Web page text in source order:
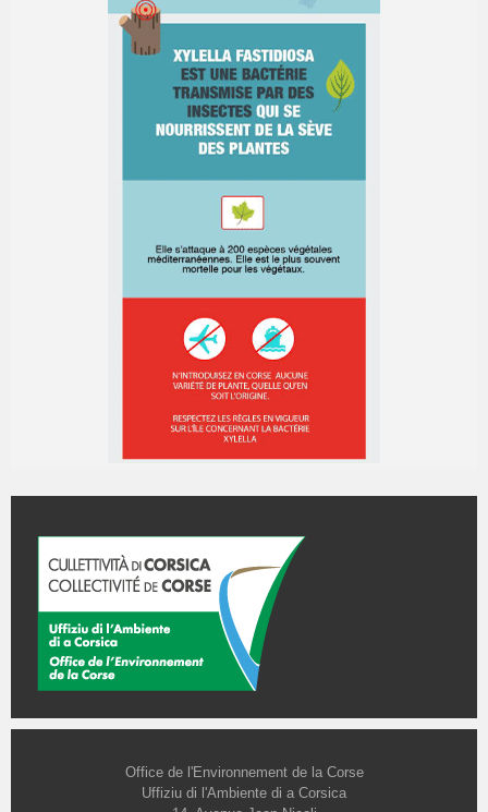
Office de l'Environnement de la Corse
Uffiziu di l'Ambiente di a Corsica